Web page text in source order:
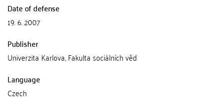
Date of defense
19. 6. 2007
Publisher
Univerzita Karlova, Fakulta sociálních věd
Language
Czech